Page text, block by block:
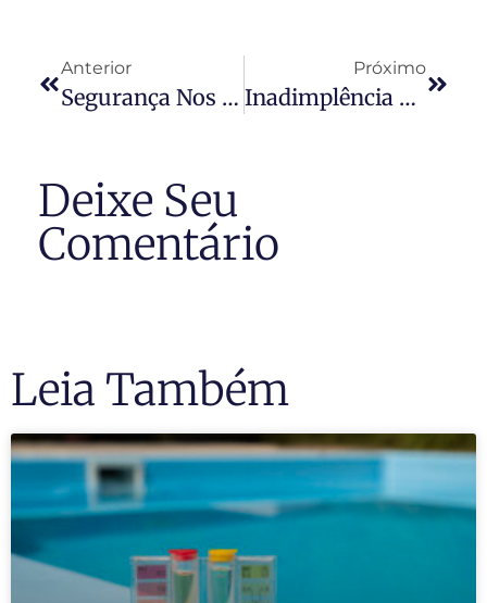
Anterior
Segurança Nos Condomínios
Próximo
Inadimplência – Alta Do Desemprego Faz Moradores Atrasarem Parcelas Dos Condomínios
Deixe Seu
Comentário
Leia Também